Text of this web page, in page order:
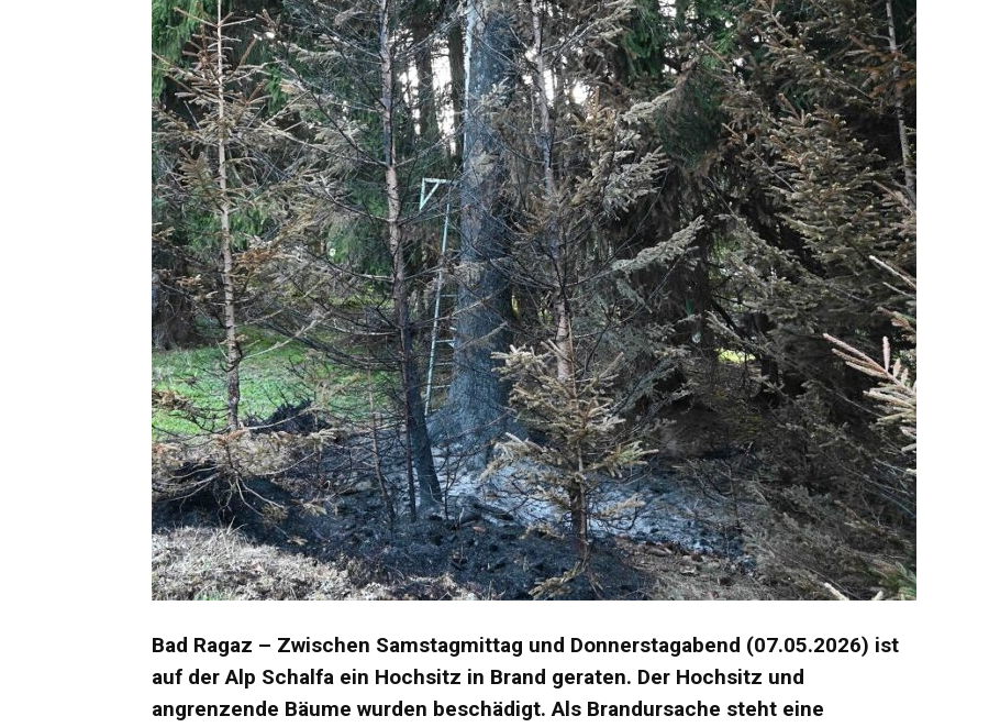
Bad Ragaz – Zwischen Samstagmittag und Donnerstagabend (07.05.2026) ist
auf der Alp Schalfa ein Hochsitz in Brand geraten. Der Hochsitz und
angrenzende Bäume wurden beschädigt. Als Brandursache steht eine